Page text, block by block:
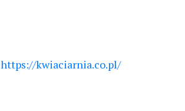
https://kwiaciarnia.co.pl/